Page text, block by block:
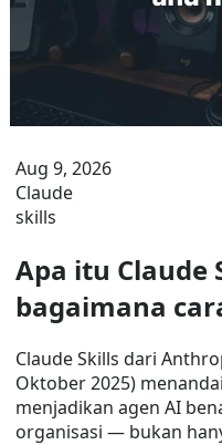
Aug 9, 2026
Claude
skills
Apa itu Claude
bagaimana
Claude Skills dari
Oktober 2025)
menjadikan agen AI
organisasi — bukan